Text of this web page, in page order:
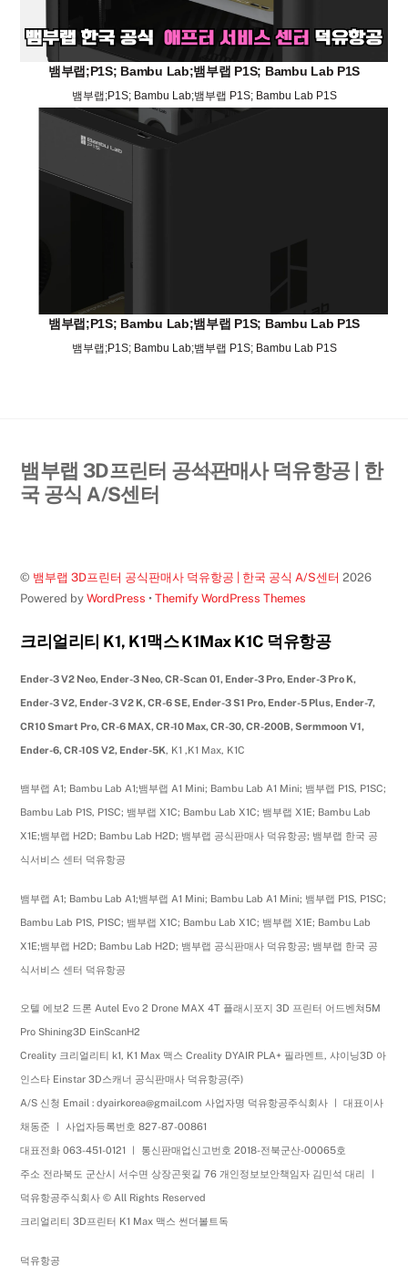
뱀부랩;P1S; Bambu Lab;뱀부랩 P1S; Bambu Lab P1S
뱀부랩;P1S; Bambu Lab;뱀부랩 P1S; Bambu Lab P1S
뱀부랩;P1S; Bambu Lab;뱀부랩 P1S; Bambu Lab P1S
뱀부랩;P1S; Bambu Lab;뱀부랩 P1S; Bambu Lab P1S
Back
뱀부랩 3D프린터 공식판매사 덕유항공 | 한
국 공식 A/S센터
© 뱀부랩 3D프린터 공식판매사 덕유항공 | 한국 공식 A/S센터 2026
Powered byWordPress •Themify WordPress Themes
크리얼리티 K1, K1맥스 K1Max K1C 덕유항공
Ender-3 V2 Neo, Ender-3 Neo, CR-Scan 01, Ender-3 Pro, Ender-3 Pro K,
Ender-3 V2, Ender-3 V2 K, CR-6 SE, Ender-3 S1 Pro, Ender-5 Plus, Ender-7,
CR10 Smart Pro, CR-6 MAX, CR-10 Max, CR-30, CR-200B, Sermmoon V1,
Ender-6, CR-10S V2, Ender-5K, K1 ,K1 Max, K1C
뱀부랩 A1; Bambu Lab A1;뱀부랩 A1 Mini; Bambu Lab A1 Mini; 뱀부랩 P1S, P1SC;
Bambu Lab P1S, P1SC; 뱀부랩 X1C; Bambu Lab X1C; 뱀부랩 X1E; Bambu Lab
X1E;뱀부랩 H2D; Bambu Lab H2D; 뱀부랩 공식판매사 덕유항공; 뱀부랩 한국 공
식서비스 센터 덕유항공
뱀부랩 A1; Bambu Lab A1;뱀부랩 A1 Mini; Bambu Lab A1 Mini; 뱀부랩 P1S, P1SC;
Bambu Lab P1S, P1SC; 뱀부랩 X1C; Bambu Lab X1C; 뱀부랩 X1E; Bambu Lab
X1E;뱀부랩 H2D; Bambu Lab H2D; 뱀부랩 공식판매사 덕유항공; 뱀부랩 한국 공
식서비스 센터 덕유항공
오텔 에보2 드론 Autel Evo 2 Drone MAX 4T 플래시포지 3D 프린터 어드벤쳐5M
Pro Shining3D EinScanH2
Creality 크리얼리티 k1, K1 Max 맥스 Creality DYAIR PLA+ 필라멘트, 샤이닝3D 아
인스타 Einstar 3D스캐너 공식판매사 덕유항공(주)
A/S 신청 Email : dyairkorea@gmail.com 사업자명 덕유항공주식회사 ㅣ 대표이사
채동준 ㅣ 사업자등록번호 827-87-00861
대표전화 063-451-0121 ㅣ 통신판매업신고번호 2018-전북군산-00065호
주소 전라북도 군산시 서수면 상장곤윗길 76 개인정보보안책임자 김민석 대리 ㅣ
덕유항공주식회사 © All Rights Reserved
크리얼리티 3D프린터 K1 Max 맥스 썬더볼트독
덕유항공